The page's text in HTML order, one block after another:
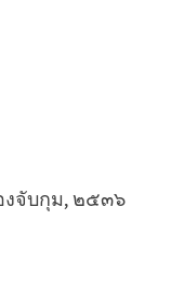
งจับกุม, ๒๕๓๖